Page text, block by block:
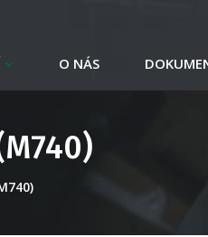
O NÁS